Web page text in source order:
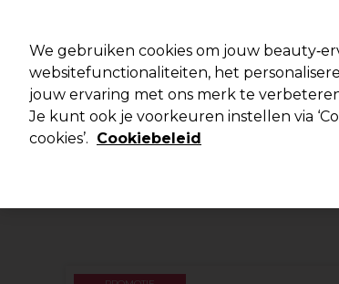
Merken Deals 🌟
Volgende dag geleverd*
We gebruiken cookies om jouw
websitefunctionaliteiten, het
jouw ervaring met ons merk te
Je kunt ook je voorkeuren instellen via
cookies’. Cookiebeleid